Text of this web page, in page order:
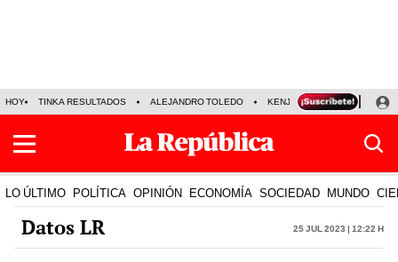
HOY TINKA RESULTADOS ALEJANDRO TOLEDO KENJI FUJIMORI
LO ÚLTIMO POLÍTICA OPINIÓN ECONOMÍA SOCIEDAD MUNDO
Datos LR 25 Jul 2023 | 12:22 h